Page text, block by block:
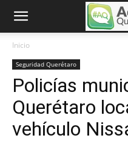
Inicio
Seguridad Querétaro
Policías
Querétaro
vehículo